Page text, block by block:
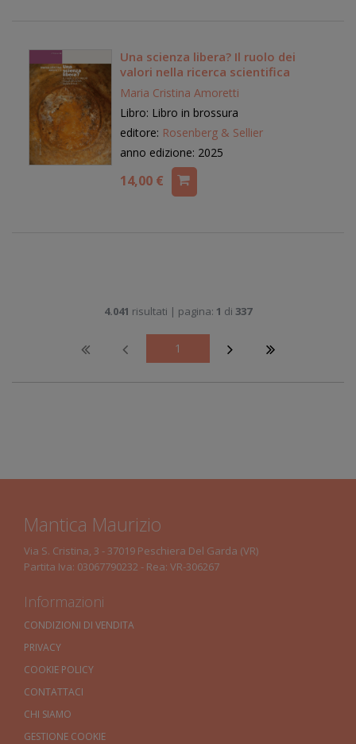
Una scienza libera? Il ruolo dei
valori nella ricerca scientifica
Maria Cristina Amoretti
Libro: Libro in brossura
editore: Rosenberg & Sellier
anno edizione: 2025
14,00 €
4.041 risultati | pagina: 1 di 337
1
Mantica Maurizio
Via S. Cristina, 3 - 37019 Peschiera Del Garda (VR)
Partita Iva: 03067790232 - Rea: VR-306267
Informazioni
CONDIZIONI DI VENDITA
PRIVACY
COOKIE POLICY
CONTATTACI
CHI SIAMO
GESTIONE COOKIE